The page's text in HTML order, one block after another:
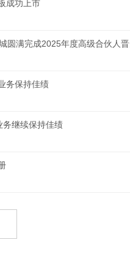
成功上市
圆满完成2025年度高级合伙人
务保持佳绩
务继续保持佳绩